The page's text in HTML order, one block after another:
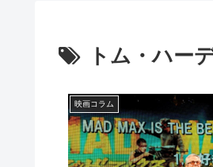
トム・ハー
映画コラム